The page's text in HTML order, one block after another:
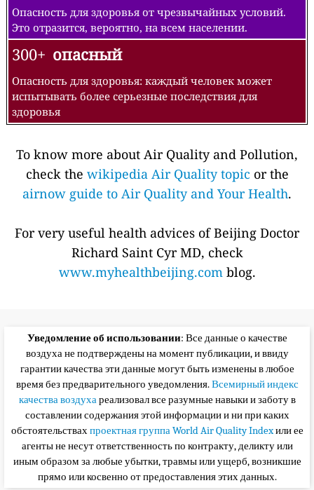
Опасность для здоровья от чрезвычайных условий.
Это отразится, вероятно, на всем населении.
300+ опасный
Опасность для здоровья: каждый человек может
испытывать более серьезные последствия для
здоровья
To know more about Air Quality and Pollution,
check the wikipedia Air Quality topic or the
airnow guide to Air Quality and Your Health.
For very useful health advices of Beijing Doctor
Richard Saint Cyr MD, check
www.myhealthbeijing.comblog.
Уведомление об использовании: Все данные о качестве
воздуха не подтверждены на момент публикации, и ввиду
гарантии качества эти данные могут быть изменены в любое
время без предварительного уведомления.Всемирный индекс
качества воздухареализовал все разумные навыки и заботу в
составлении содержания этой информации и ни при каких
обстоятельствахпроектная группа World Air Quality Indexили ее
агенты не несут ответственность по контракту, деликту или
иным образом за любые убытки, травмы или ущерб, возникшие
прямо или косвенно от предоставления этих данных.